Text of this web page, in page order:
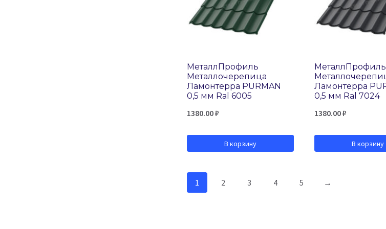
МеталлПрофиль
Металлочерепица
Ламонтерра PURMAN
0,5 мм Ral 6005
1380.00₽
В корзину
МеталлПрофиль
Ламонтерра
0,5 мм Ral 7024
1380.00₽
В корзину
1 2 3 4 5 →